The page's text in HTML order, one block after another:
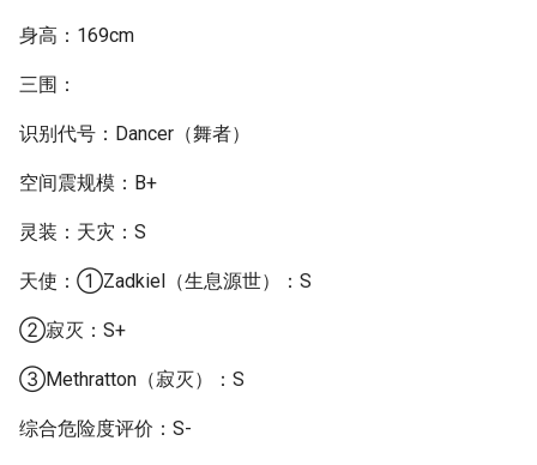
身高：169cm
三围：
识别代号：Dancer（舞者）
空间震规模：B+
灵装：天灾：S
天使：①Zadkiel（生息源世）：S
②寂灭：S+
③Methratton（寂灭）：S
综合危险度评价：S-